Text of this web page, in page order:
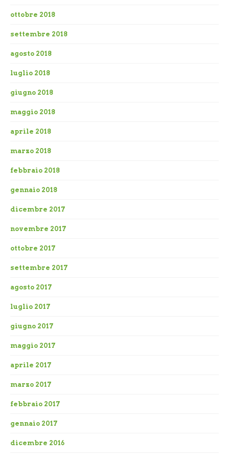
ottobre 2018
settembre 2018
agosto 2018
luglio 2018
giugno 2018
maggio 2018
aprile 2018
marzo 2018
febbraio 2018
gennaio 2018
dicembre 2017
novembre 2017
ottobre 2017
settembre 2017
agosto 2017
luglio 2017
giugno 2017
maggio 2017
aprile 2017
marzo 2017
febbraio 2017
gennaio 2017
dicembre 2016